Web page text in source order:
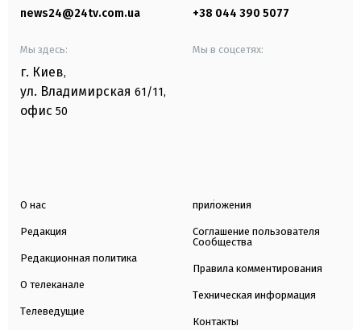
news24@24tv.com.ua +38 044 390 5077
Мы здесь:
г. Киев,
ул. Владимирская 61/11,
офис 50
Мы в соцсетях:
О нас
Редакция
Редакционная политика
О телеканале
Телеведущие
приложения
Соглашение пользователя
Сообщества
Правила комментирования
Техническая информация
Контакты